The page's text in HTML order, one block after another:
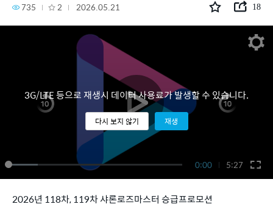
735 2 2026.05.21 18
0:00 5:27
3G/LTE 등으로 재생시 데이터 사용료가 발생할 수 있습니다.
다시 보지 않기 재생
2026년 118차, 119차 샤론로즈마스터 승급프로모션